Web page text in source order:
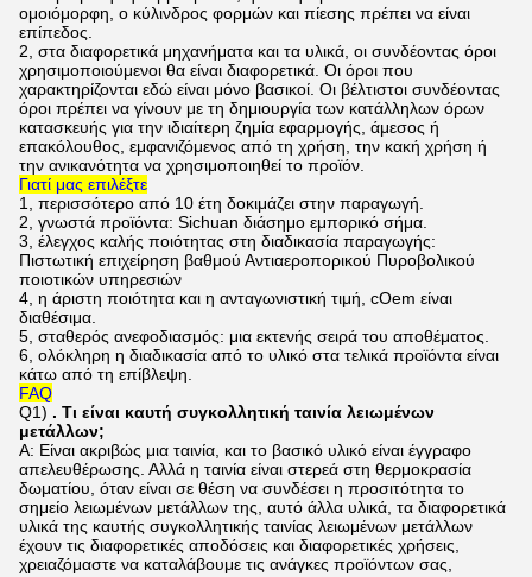
ομοιόμορφη, ο κύλινδρος φορμών και πίεσης πρέπει να είναι
επίπεδος.
2, στα διαφορετικά μηχανήματα και τα υλικά, οι συνδέοντας όροι
χρησιμοποιούμενοι θα είναι διαφορετικά. Οι όροι που
χαρακτηρίζονται εδώ είναι μόνο βασικοί. Οι βέλτιστοι συνδέοντας
όροι πρέπει να γίνουν με τη δημιουργία των κατάλληλων όρων
κατασκευής για την ιδιαίτερη ζημία εφαρμογής, άμεσος ή
επακόλουθος, εμφανιζόμενος από τη χρήση, την κακή χρήση ή
την ανικανότητα να χρησιμοποιηθεί το προϊόν.
Γιατί μας επιλέξτε
1, περισσότερο από 10 έτη δοκιμάζει στην παραγωγή.
2, γνωστά προϊόντα: Sichuan διάσημο εμπορικό σήμα.
3, έλεγχος καλής ποιότητας στη διαδικασία παραγωγής:
Πιστωτική επιχείρηση βαθμού Αντιαεροπορικού Πυροβολικού
ποιοτικών υπηρεσιών
4, η άριστη ποιότητα και η ανταγωνιστική τιμή, cOem είναι
διαθέσιμα.
5, σταθερός ανεφοδιασμός: μια εκτενής σειρά του αποθέματος.
6, ολόκληρη η διαδικασία από το υλικό στα τελικά προϊόντα είναι
κάτω από τη επίβλεψη.
FAQ
Q1) . Τι είναι καυτή συγκολλητική ταινία λειωμένων
μετάλλων;
Α: Είναι ακριβώς μια ταινία, και το βασικό υλικό είναι έγγραφο
απελευθέρωσης. Αλλά η ταινία είναι στερεά στη θερμοκρασία
δωματίου, όταν είναι σε θέση να συνδέσει η προσιτότητα το
σημείο λειωμένων μετάλλων της, αυτό άλλα υλικά, τα διαφορετικά
υλικά της καυτής συγκολλητικής ταινίας λειωμένων μετάλλων
έχουν τις διαφορετικές αποδόσεις και διαφορετικές χρήσεις,
χρειαζόμαστε να καταλάβουμε τις ανάγκες προϊόντων σας,